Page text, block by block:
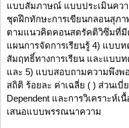
แบบสัมภาษณ์ แบบประเมินควา
ชุดฝึกทักษะการเขียนกลอนสุภ
ตามแนวคิดคอนสตรัคติวิซึมที่มี
แผนการจัดการเรียนรู้ 4) แบ
สัมฤทธิ์ทางการเรียน และแบบท
และ 5) แบบสอบถามความพึงพ
สถิติ ร้อยละ ค่าเฉลี่ย ( ) ส่วนเบี่
Dependent และการวิเคราะห์เ
เสนอแบบพรรณนาความ